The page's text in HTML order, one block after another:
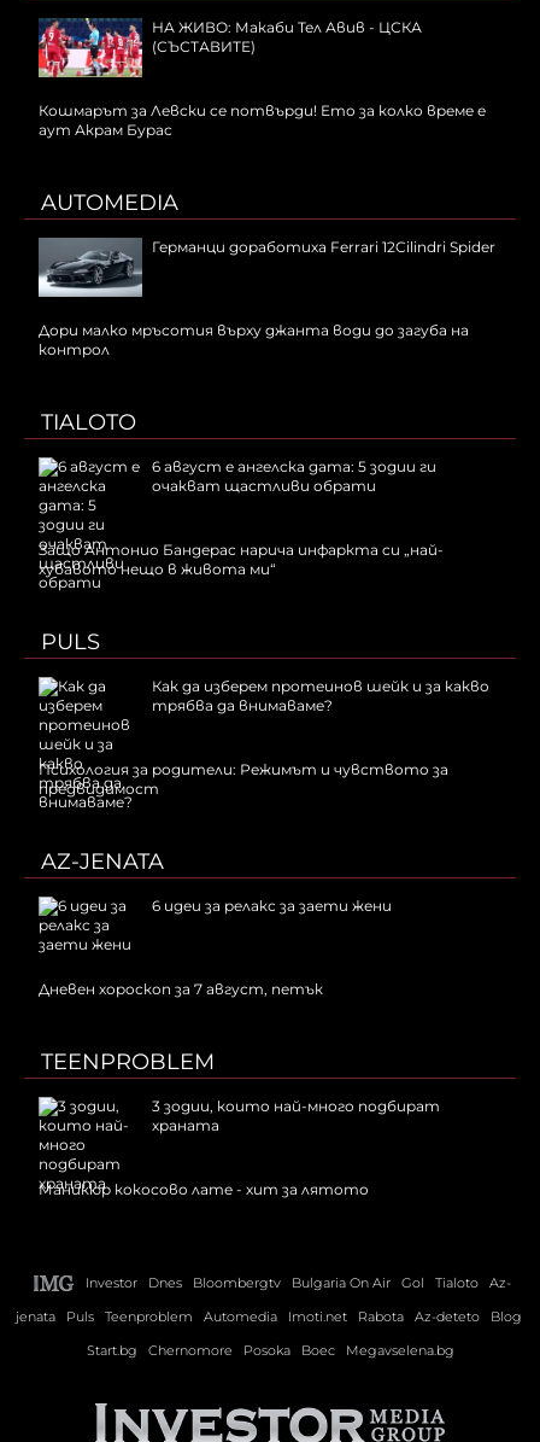
НА ЖИВО: Макаби Тел Авив - ЦСКА
(СЪСТАВИТЕ)
Кошмарът за Левски се потвърди! Ето за колко време е
аут Акрам Бурас
AUTOMEDIA
Германци доработиха Ferrari 12Cilindri Spider
Дори малко мръсотия върху джанта води до загуба на
контрол
TIALOTO
6 август е ангелска дата: 5 зодии ги
очакват щастливи обрати
Защо Антонио Бандерас нарича инфаркта си „най-
хубавото нещо в живота ми“
PULS
Как да изберем протеинов шейк и за какво
трябва да внимаваме?
Психология за родители: Режимът и чувството за
предвидимост
AZ-JENATA
6 идеи за релакс за заети жени
Дневен хороскоп за 7 август, петък
TEENPROBLEM
3 зодии, които най-много подбират
храната
Маникюр кокосово лате - хит за лятото
Investor Dnes Bloombergtv Bulgaria On Air Gol Tialoto
Az-
jenata
Puls Teenproblem Automedia Imoti.net Rabota Az-deteto
Blog
Start.bg
Chernomore Posoka Boec Megavselena.bg